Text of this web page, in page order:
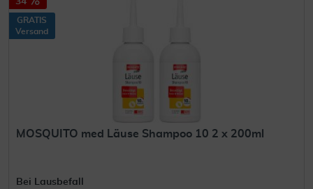
GRATIS
Versand
MOSQUITO med Läuse Shampoo 10 2 x 200ml
Bei Lausbefall